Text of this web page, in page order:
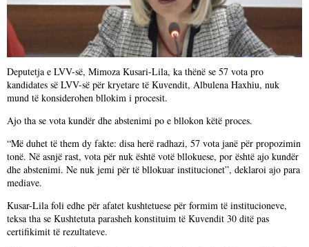
Deputetja e LVV-së, Mimoza Kusari-Lila, ka thënë se 57 vota pro
kandidates së LVV-së për kryetare të Kuvendit, Albulena Haxhiu, nuk
mund të konsiderohen bllokim i procesit.
Ajo tha se vota kundër dhe abstenimi po e bllokon këtë proces.
“Më duhet të them dy fakte: disa herë radhazi, 57 vota janë për propozimin
tonë. Në asnjë rast, vota për nuk është votë bllokuese, por është ajo kundër
dhe abstenimi. Ne nuk jemi për të bllokuar institucionet”, deklaroi ajo para
mediave.
Kusar-Lila foli edhe për afatet kushtetuese për formim të institucioneve,
teksa tha se Kushtetuta parasheh konstituim të Kuvendit 30 ditë pas
certifikimit të rezultateve.